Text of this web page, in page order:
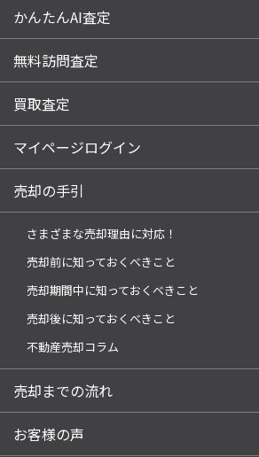
かんたんAI査定
無料訪問査定
買取査定
マイページログイン
売却の手引
さまざまな売却理由に対応！
売却前に知っておくべきこと
売却期間中に知っておくべきこと
売却後に知っておくべきこと
不動産売却コラム
売却までの流れ
お客様の声